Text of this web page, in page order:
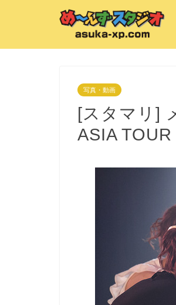
写真・動画
[スタマリ]
ASIA